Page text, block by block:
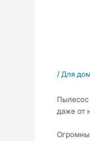
/ Для
Пылесос
даже от